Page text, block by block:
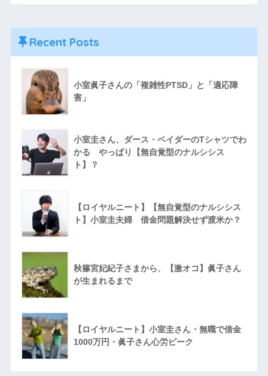
Recent Posts
小室眞子さんの「複雑性PTSD」と「適応障
害」
小室圭さん、ダース・ベイダーのTシャツでわ
かる やっぱり【無自覚型のナルシシス
ト】？
【ロイヤルニート】【無自覚型のナルシシス
ト】小室圭夫婦 借金問題解決せず渡米か？
秋篠宮妃紀子さまから、【激オコ】眞子さん
が生まれるまで
【ロイヤルニート】小室圭さん・無職で借金
1000万円・眞子さん心労ピーク